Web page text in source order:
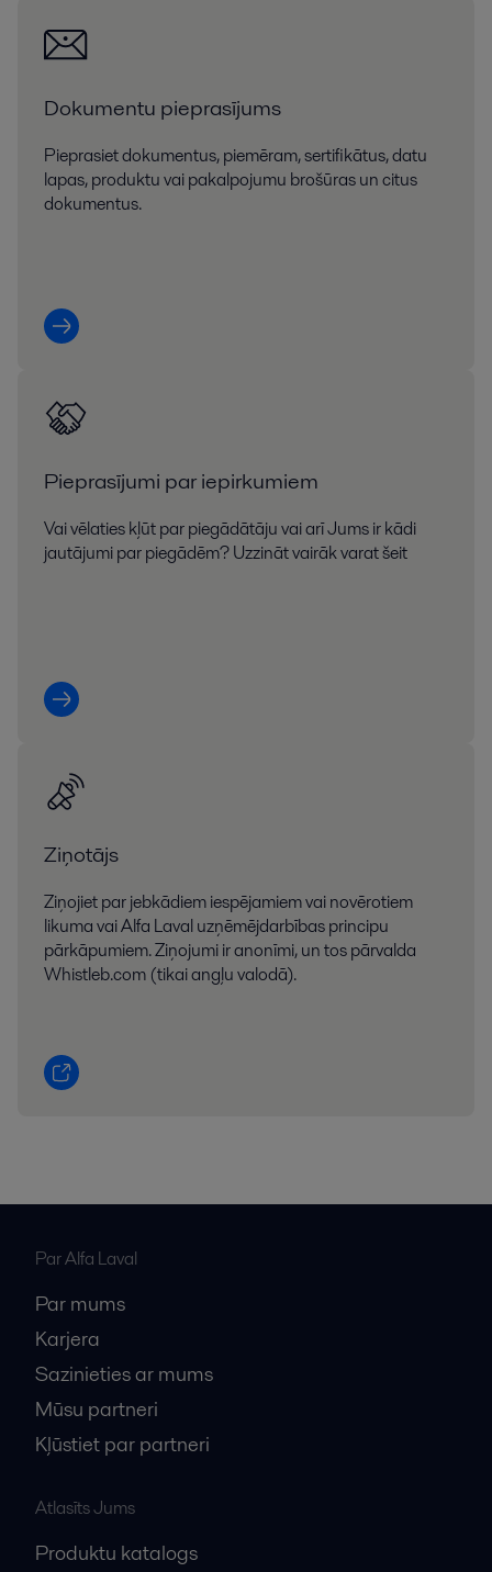
Dokumentu pieprasījums
Pieprasiet dokumentus, piemēram, sertifikātus, datu
lapas, produktu vai pakalpojumu brošūras un citus
dokumentus.
Pieprasījumi par iepirkumiem
Vai vēlaties kļūt par piegādātāju vai arī Jums ir kādi
jautājumi par piegādēm? Uzzināt vairāk varat šeit
Ziņotājs
Ziņojiet par jebkādiem iespējamiem vai novērotiem
likuma vai Alfa Laval uzņēmējdarbības principu
pārkāpumiem. Ziņojumi ir anonīmi, un tos pārvalda
Whistleb.com (tikai angļu valodā).
Par Alfa Laval
Par mums
Karjera
Sazinieties ar mums
Mūsu partneri
Kļūstiet par partneri
Atlasīts Jums
Produktu katalogs